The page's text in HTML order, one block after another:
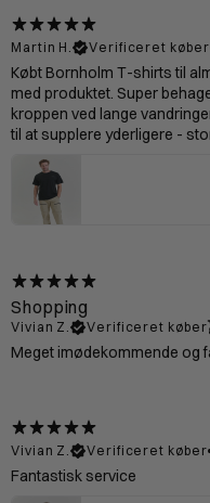
Martin H.
Verificeret køber
Købt Bornholm T-shirts til
med produktet. Super
kroppen ved lange
til at supplere yderligere -
Shopping
Vivian Z. Verificeret køber
Meget imødekommende og
Vivian Z.
Verificeret køber•
Fantastisk service